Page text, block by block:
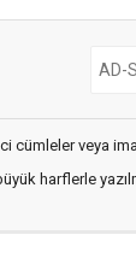
cümleler veya
harflerle